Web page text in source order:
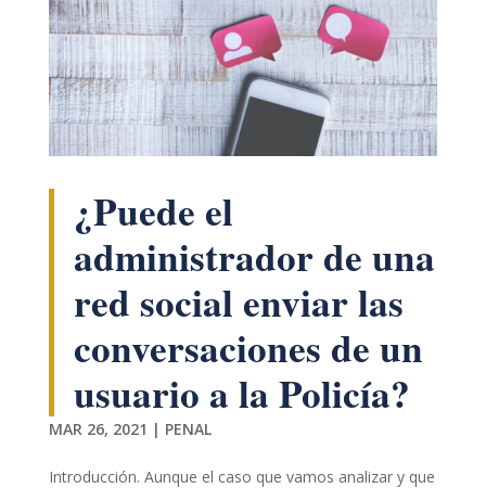
¿Puede el
administrador de una
red social enviar las
conversaciones de un
usuario a la Policía?
MAR 26, 2021 | PENAL
Introducción. Aunque el caso que vamos analizar y que
Estadísticas
Para que
podamos
mejorar la
funcionalidad
y estructura
de la web, en
base a cómo
Experiencia
Para que
funcione lo
durante tu
rechaza estas
cookies,
algunas
desaparecerán